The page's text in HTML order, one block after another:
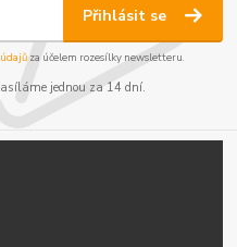
Přihlásit se
za účelem rozesílky newsletteru.
jednou za 14 dní.